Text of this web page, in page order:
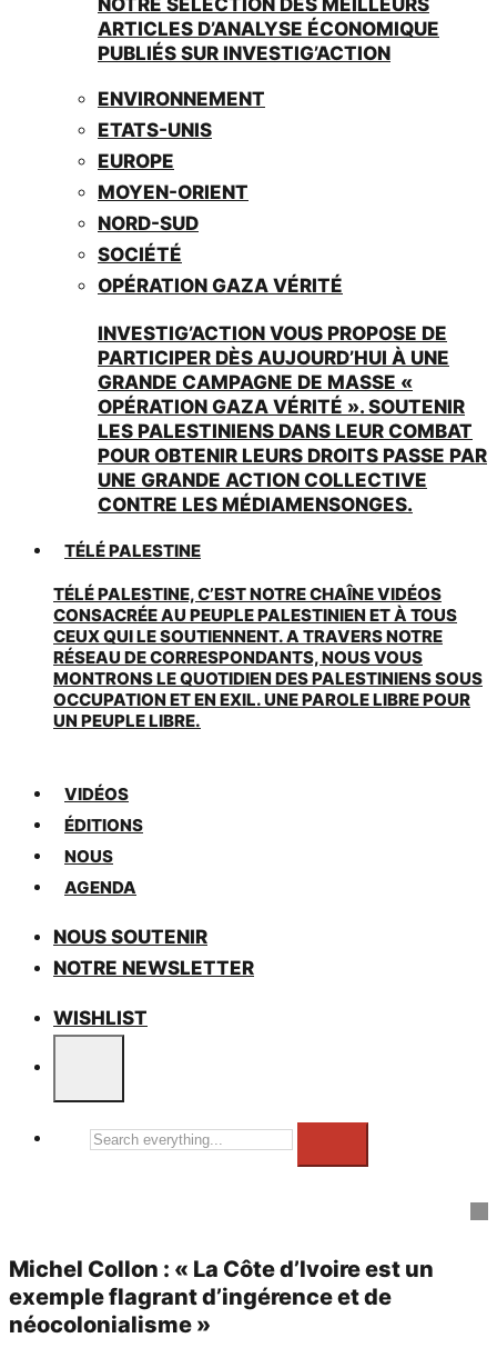
ARTICLES D’ANALYSE ÉCONOMIQUE
PUBLIÉS SUR INVESTIG’ACTION
ENVIRONNEMENT
ETATS-UNIS
EUROPE
MOYEN-ORIENT
NORD-SUD
SOCIÉTÉ
OPÉRATION GAZA VÉRITÉ
INVESTIG’ACTION VOUS PROPOSE DE
PARTICIPER DÈS AUJOURD’HUI À UNE
GRANDE CAMPAGNE DE MASSE «
OPÉRATION GAZA VÉRITÉ ». SOUTENIR
LES PALESTINIENS DANS LEUR COMBAT
POUR OBTENIR LEURS DROITS PASSE PAR
UNE GRANDE ACTION COLLECTIVE
CONTRE LES MÉDIAMENSONGES.
TÉLÉ PALESTINE
TÉLÉ PALESTINE, C’EST NOTRE CHAÎNE VIDÉOS
CONSACRÉE AU PEUPLE PALESTINIEN ET À TOUS
CEUX QUI LE SOUTIENNENT. A TRAVERS NOTRE
RÉSEAU DE CORRESPONDANTS, NOUS VOUS
MONTRONS LE QUOTIDIEN DES PALESTINIENS SOUS
OCCUPATION ET EN EXIL. UNE PAROLE LIBRE POUR
UN PEUPLE LIBRE.
VIDÉOS
ÉDITIONS
NOUS
AGENDA
NOUS SOUTENIR
NOTRE NEWSLETTER
WISHLIST
Search
Michel Collon : « La Côte d’Ivoire est un
exemple flagrant d’ingérence et de
néocolonialisme »